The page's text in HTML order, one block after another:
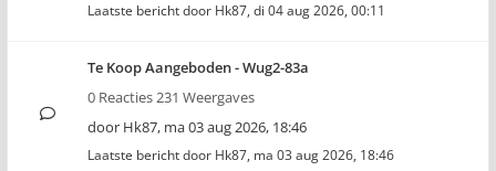
Laatste bericht door Hk87, di 04 aug 2026, 00:11
Te Koop Aangeboden - Wug2-83a
0 Reacties 231 Weergaves
door Hk87, ma 03 aug 2026, 18:46
Laatste bericht door Hk87, ma 03 aug 2026, 18:46